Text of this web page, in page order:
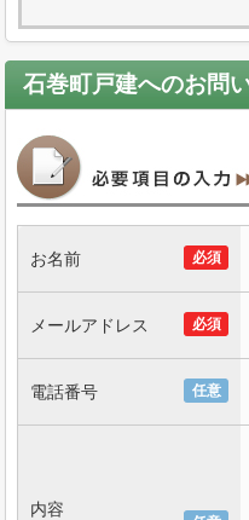
石巻町戸建へのお問
必須
お名前
必須
メールアドレス
任意
電話番号
内容